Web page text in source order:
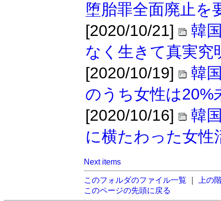
堕胎罪全面廃止を
[2020/10/21]
韓
なく生きて真実究
[2020/10/19]
韓
のうち女性は20%
[2020/10/16]
韓
に横たわった女性
Next items
このフォルダのファイル一覧
上の
このページの先頭に戻る